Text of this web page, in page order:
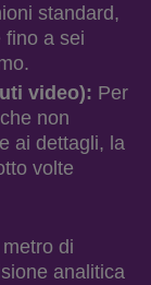
standard,
fino a sei
video): Per
non
ai dettagli, la
volte
di
analitica